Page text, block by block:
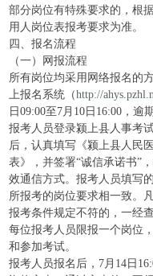
部分岗位有特殊要求的，根
用人岗位表报考要求为准。
四、报名流程
（一）网
所有岗位均采用网络报名的
上报名系统（http://
日09:00至7月10日16:00，逾
报考人员登录颍上县人事考
后，认真填写《颍上县人民
表》，并签署“诚信承诺书”
效通信方式。报考人员填写
所报考的岗位要求相一致。
报考条件规定不符的，一经
每位报考人员限报一个岗位
和参加考试。
报考人员报名后，7月14日